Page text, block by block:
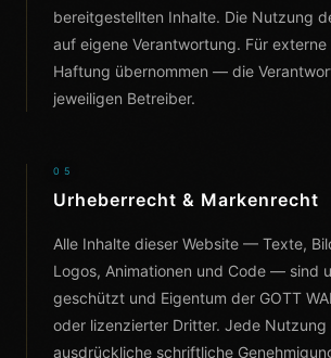
bereitgestellten Inhalte. Die Nutzung
auf eigene Verantwortung. Für
Haftung übernommen — die
jeweiligen Betreiber.
05
Urheberrecht & Markenrecht
Alle Inhalte dieser Website — Texte,
Logos, Animationen und Code — sind
geschützt und Eigentum der GOTT
oder lizenzierter Dritter. Jede Nutzung
ausdrückliche schriftliche